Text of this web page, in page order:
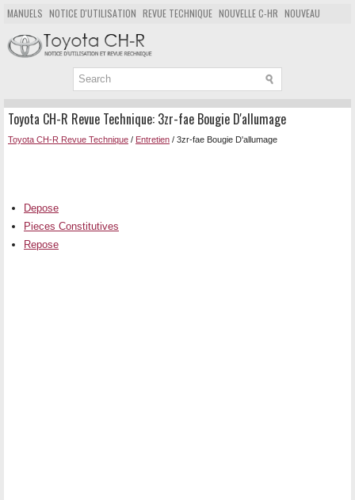
MANUELS NOTICE D'UTILISATION REVUE TECHNIQUE NOUVELLE C-HR NOUVEAU
POPULAIRE
PLAN DU SITE CHERCHER
Toyota CH-R Revue Technique: 3zr-fae Bougie D'allumage
Toyota CH-R Revue Technique / Entretien / 3zr-fae Bougie D'allumage
Depose
Pieces Constitutives
Repose